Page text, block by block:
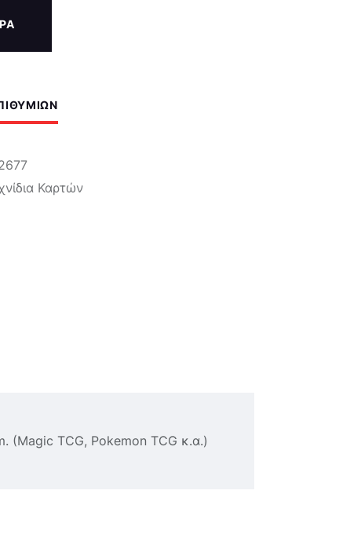
Καρτών
(Magic TCG, Pokemon TCG κ.α.)